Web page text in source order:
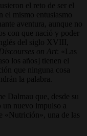
el reto de ser el
el mismo entusiasmo
aventura, aunque no
con que nació y poder
del siglo XVIII,
Discourses on Art : «Las
los años] tienen el
que ninguna cosa
la palabra.
Dalmau que, desde su
un nuevo impulso a
«Nutrición», una de las